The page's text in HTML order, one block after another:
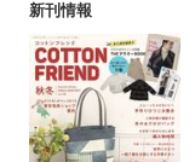
新刊情報